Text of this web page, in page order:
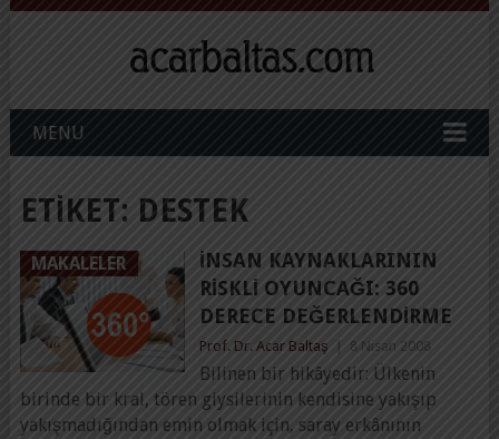
MENU
ETIKET: DESTEK
MAKALELER
İNSAN KAYNAKLARININ
RISKLI OYUNCAĞI: 360
DERECE DEĞERLENDIRME
Prof. Dr. Acar Baltaş 8 Nisan 2008
Bilinen bir hikâyedir: Ülkenin
birinde bir kral, tören giysilerinin kendisine yakışıp
yakışmadığından emin olmak için, saray erkânının